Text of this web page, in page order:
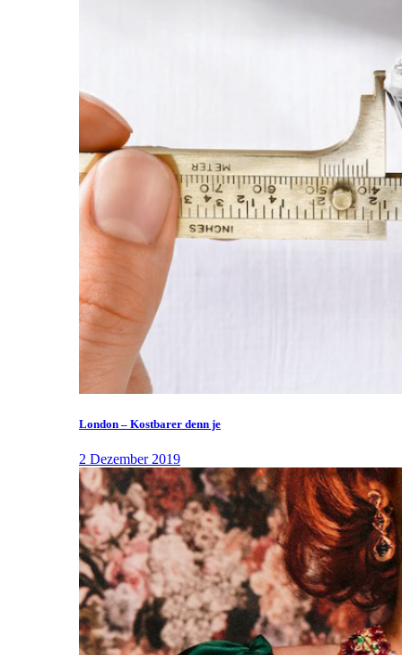
London – Kostbarer denn je
2 Dezember 2019